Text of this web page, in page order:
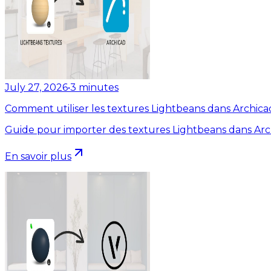
July 27, 2026•3 minutes
Comment utiliser les textures Lightbeans dans
Guide pour importer des textures Lightbeans dans
En savoir plus